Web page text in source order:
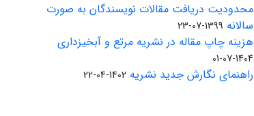
محدودیت دریافت مقالات نویسندگان به صورت
سالانه 1399-07-23
هزینه چاپ مقاله در نشریه مرتع و آبخیزداری
1404-07-01
راهنمای نگارش جدید نشریه 1402-04-22